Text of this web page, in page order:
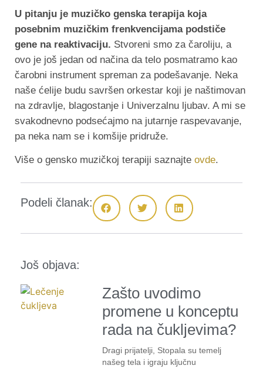
U pitanju je muzičko genska terapija koja
posebnim muzičkim frenkvencijama podstiče
gene na reaktivaciju. Stvoreni smo za čaroliju, a
ovo je još jedan od načina da telo posmatramo kao
čarobni instrument spreman za podešavanje. Neka
naše ćelije budu savršen orkestar koji je naštimovan
na zdravlje, blagostanje i Univerzalnu ljubav. A mi se
svakodnevno podsećajmo na jutarnje raspevavanje,
pa neka nam se i komšije pridruže.
Više o gensko muzičkoj terapiji saznajte ovde.
Podeli članak:
Još objava:
Zašto uvodimo
promene u konceptu
rada na čukljevima?
Dragi prijatelji, Stopala su temelj
našeg tela i igraju ključnu